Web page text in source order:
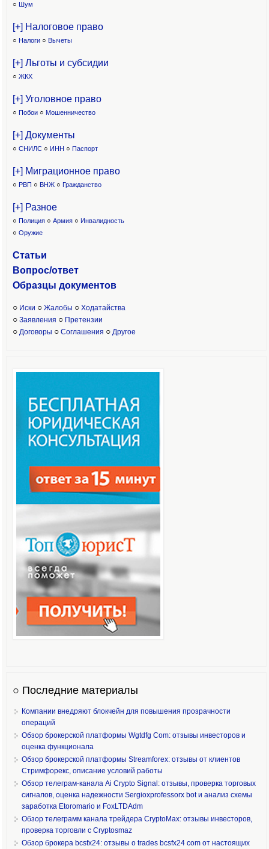
○ Шум
[+] Налоговое право
○ Налоги ○ Вычеты
[+] Льготы и субсидии
○ ЖКХ
[+] Уголовное право
○ Побои ○ Мошенничество
[+] Документы
○ СНИЛС ○ ИНН ○ Паспорт
[+] Миграционное право
○ РВП ○ ВНЖ ○ Гражданство
[+] Разное
○ Полиция ○ Армия ○ Инвалидность
○ Оружие
Статьи
Вопрос/ответ
Образцы документов
○ Иски ○ Жалобы ○ Ходатайства
○ Заявления ○ Претензии
○ Договоры ○ Соглашения ○ Другое
○ Последние материалы
Компании внедряют блокчейн для повышения прозрачности
операций
Обзор брокерской платформы Wgtdfg Com: отзывы инвесторов и
оценка функционала
Обзор брокерской платформы Streamforex: отзывы от клиентов
Стримфорекс, описание условий работы
Обзор телеграм-канала Ai Crypto Signal: отзывы, проверка торговых
сигналов, оценка надежности Sergioxprofessorx bot и анализ схемы
заработка Etoromario и FoxLTDAdm
Обзор телеграмм канала трейдера CryptoMax: отзывы инвесторов,
проверка торговли с Cryptosmaz
Обзор брокера bcsfx24: отзывы о trades bcsfx24 com от настоящих